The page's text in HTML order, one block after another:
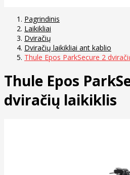
Pagrindinis
Laikikliai
Dviračių
Dviračių laikikliai ant kablio
Thule Epos ParkSecure 2
Thule Epos
dviračių laikiklis